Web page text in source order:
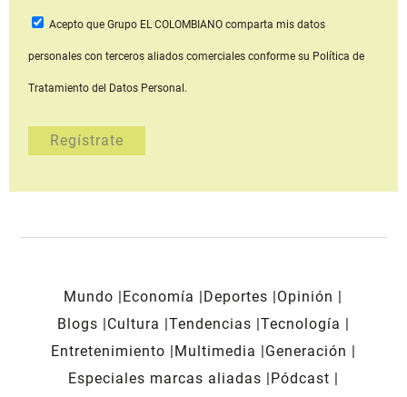
Acepto que Grupo EL COLOMBIANOcomparta mis datos
personales con terceros aliados comerciales conforme su Política de
Tratamiento del Datos Personal.
Mundo Economía Deportes
Opinión
Blogs
Cultura Tendencias Tecnología
Entretenimiento
Multimedia
Generación
Especiales marcas aliadas
Pódcast